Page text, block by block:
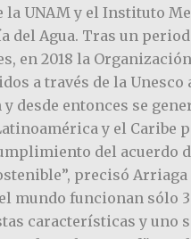
la UNAM y el Instituto
del Agua. Tras un
en 2018 la
a través de la Unesco
desde entonces se
y el Caribe
del acuerdo
precisó Arriaga
mundo funcionan sólo
características y uno